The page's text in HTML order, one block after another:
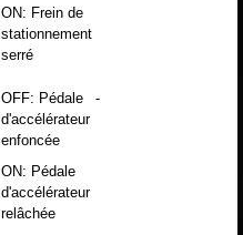
ON: Frein de
stationnement
serré
OFF: Pédale
d'accélérateur
enfoncée
ON: Pédale
d'accélérateur
relâchée
-